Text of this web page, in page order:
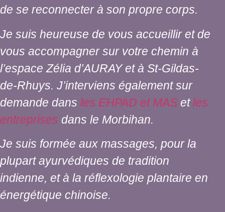
de se reconnecter à son propre corps.
Je suis heureuse de vous accueillir et de
vous accompagner sur votre chemin à
l’espace Zélia d’AURAY et à St-Gildas-
de-Rhuys. J’interviens également sur
demande dans les EHPAD et MAS etles
entreprises dans le Morbihan.
Je suis formée aux massages, pour la
plupart ayurvédiques de tradition
indienne, et à la réflexologie plantaire en
énergétique chinoise.